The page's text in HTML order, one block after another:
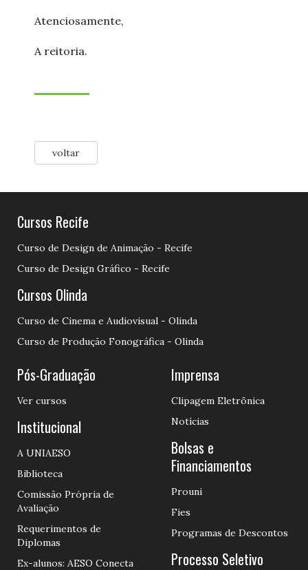
Atenciosamente,
A reitoria.
voltar
Cursos Recife
Curso de Design de Animação - Recife
Curso de Design Gráfico - Recife
Cursos Olinda
Curso de Cinema e Audiovisual - Olinda
Curso de Produção Fonográfica - Olinda
Pós-Graduação
Ver cursos
Institucional
A UNIAESO
Biblioteca
Comissão Própria de
Avaliação
Requerimentos de
Diplomas
Ex-alunos: AESO Conecta
Imprensa
Clipagem Eletrônica
Notícias
Bolsas e
Financiamentos
Prouni
Fies
Programas de Descontos
Processo Seletivo